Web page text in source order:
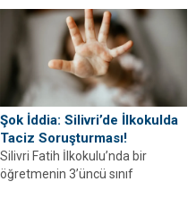
artışları nedeniyle 19 kurum
hakkında soruşturma...
Şok İddia: Silivri’de İlkokulda
Taciz Soruşturması!
Silivri Fatih İlkokulu’nda bir
öğretmenin 3’üncü sınıf